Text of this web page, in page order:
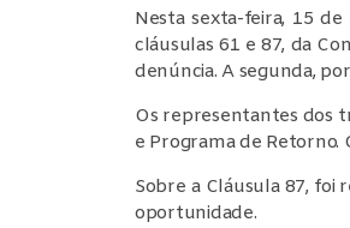
Nesta sexta-feira, 15
cláusulas 61 e 87, da
denúncia. A segunda,
Os representantes dos
e Programa de Retorno.
Sobre a Cláusula 87,
oportunidade.